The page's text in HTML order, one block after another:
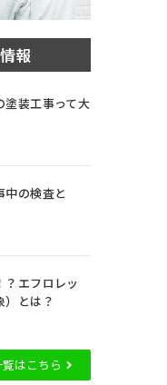
報
塗装工事って大
の検査と
？エフロレッ
）とは？
覧はこちら